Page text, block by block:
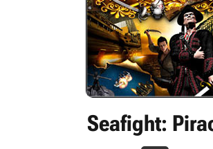
Seafight: